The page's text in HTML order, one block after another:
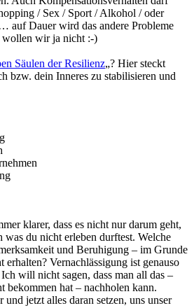
/ Sex / Sport / Alkohol / oder
auf Dauer wird das andere Probleme
wollen wir ja nicht :-)
Säulen der Resilienz„? Hier steckt
bzw. dein Inneres zu stabilisieren und
klarer, dass es nicht nur darum geht,
was du nicht erleben durftest. Welche
und Beruhigung – im Grunde
Vernachlässigung ist genauso
will nicht sagen, dass man all das –
bekommen hat – nachholen kann.
jetzt alles daran setzen, uns unser